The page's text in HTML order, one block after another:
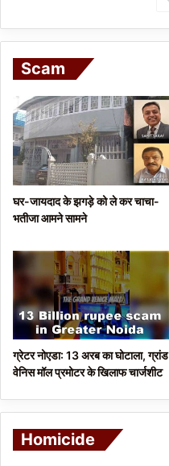
Scam
घर-जायदाद के झगड़े को ले कर चाचा-
भतीजा आमने सामने
ग्रेटर नोएडा: 13 अरब का घोटाला, ग्रांड
वेनिस मॉल प्रमोटर के खिलाफ चार्जशीट
Homicide